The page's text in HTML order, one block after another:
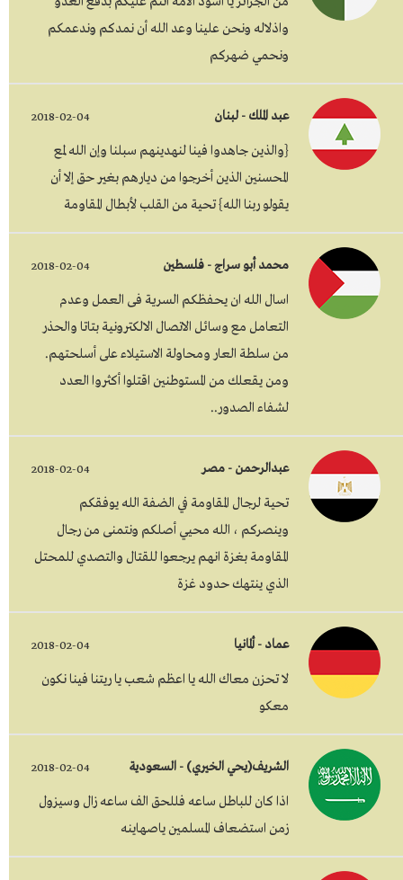
واذلاله ونحن علينا وعد الله أن نمدكم وندعمكم
ونحمي ضهركم
عبد الملك - لبنان 2018-02-04
{والذين جاهدوا فينا لنهدينهم سبلنا وإن الله لمع
المحسنين الذين أخرجوا من ديارهم بغير حق إلا أن
يقولو ربنا الله} تحية من القلب لأبطال المقاومة
محمد أبو سراج - فلسطين 2018-02-04
اسال الله ان يحفظكم السرية فى العمل وعدم
التعامل مع وسائل الاتصال الالكترونية بتاتا والحذر
من سلطة العار ومحاولة الاستيلاء على أسلحتهم.
ومن يقعلك من المستوطنين اقتلوا أكثروا العدد
لشفاء الصدور..
عبدالرحمن - مصر 2018-02-04
تحية لرجال المقاومة في الضفة الله يوفقكم
وينصركم ، الله محيي أصلكم ونتمنى من رجال
المقاومة بغزة انهم يرجعوا للقتال والتصدي للمحتل
الذي ينتهك حدود غزة
عماد - ألمانيا 2018-02-04
لا تحزن معاك الله يا اعظم شعب يا ريتنا فينا نكون
معكو
الشريف(يحي الخيري) - السعودية 2018-02-04
اذا كان للباطل ساعه فللحق الف ساعه زال وسيزول
زمن استضعاف المسلمين ياصهاينه